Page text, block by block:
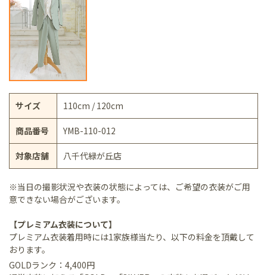
サイズ 110cm / 120cm
商品番号 YMB-110-012
対象店舗 八千代緑が丘店
※当日の撮影状況や衣装の状態によっては、ご希望の衣装がご用
意できない場合がございます。
【プレミアム衣装について】
プレミアム衣装着用時には1家族様当たり、以下の料金を頂戴して
おります。
GOLDランク：4,400円